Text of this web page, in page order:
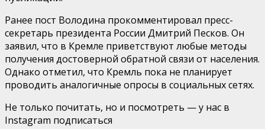
Ранее пост Володина прокомментировал пресс-
секретарь президента России Дмитрий Песков. Он
заявил, что в Кремле приветствуют любые методы
получения достоверной обратной связи от населения.
Однако отметил, что Кремль пока не планирует
проводить аналогичные опросы в социальных сетях.
Не только почитать, но и посмотреть — у нас в
Instagram подписаться